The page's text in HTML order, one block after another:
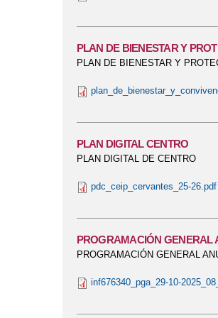
PLAN DE BIENESTAR Y
PLAN DE BIENESTAR Y
PLAN DIGITAL CENTRO
PLAN DIGITAL DE CENTRO
pdc_ceip_cervantes_25-26.pdf
PROGRAMACIÓN GENERAL
PROGRAMACIÓN GENERAL
inf676340_pga_29-10-